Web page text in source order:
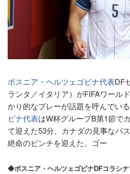
ボスニア・ヘルツェゴビナ代表DF
ランタ／イタリア）がFIFAワール
かり的なプレーが話題を呼んでいる
ビナ代表はW杯グループB第1節で
て迎えた53分、カナダの見事なパ
絶命のピンチを迎えた。ゴー
◆ボスニア・ヘルツェゴビナDFコラシ